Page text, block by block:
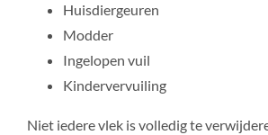
Huisdiergeuren
Modder
Ingelopen vuil
Kindervervuiling
Niet iedere vlek is volledig te